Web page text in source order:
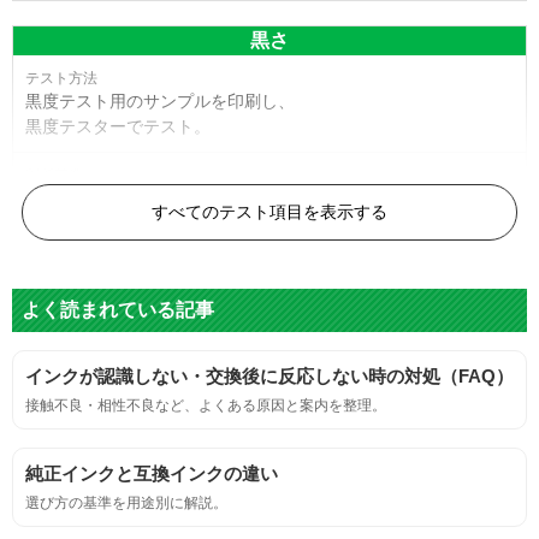
黒さ
黒度テスト用のサンプルを印刷し、
黒度テスターでテスト。
黒度の技術基準に適合する。
標準カラーサンプルを印刷する。
鮮やか、リアル、彩度、シャープなど、
におい
すべてのテスト項目を表示する
よく読まれている記事
インクが認識しない・交換後に反応しない時の対処（FAQ）
接触不良・相性不良など、よくある原因と案内を整理。
純正インクと互換インクの違い
選び方の基準を用途別に解説。